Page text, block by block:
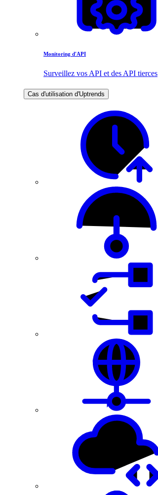
Monitoring d'API
Surveillez vos API et des API tierces
Cas d'utilisation d'Uptrends